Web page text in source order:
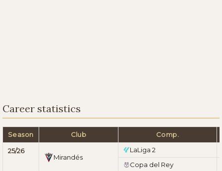
Career statistics
Season Club Comp.
25/26
Mirandés
LaLiga 2
Copa del Rey